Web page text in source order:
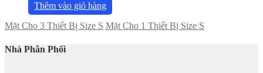
Thêm vào giỏ hàng
Mặt Cho 3 Thiết Bị Size S Mặt Cho 1 Thiết Bị Size S
Nhà Phân Phối